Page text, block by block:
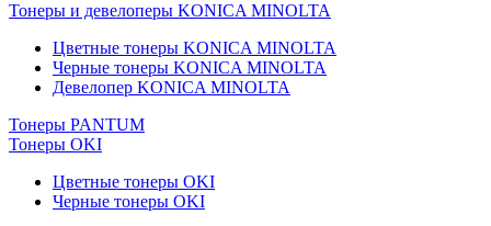
Тонеры и девелоперы KONICA MINOLTA
Цветные тонеры KONICA MINOLTA
Черные тонеры KONICA MINOLTA
Девелопер KONICA MINOLTA
Тонеры PANTUM
Тонеры OKI
Цветные тонеры OKI
Черные тонеры OKI